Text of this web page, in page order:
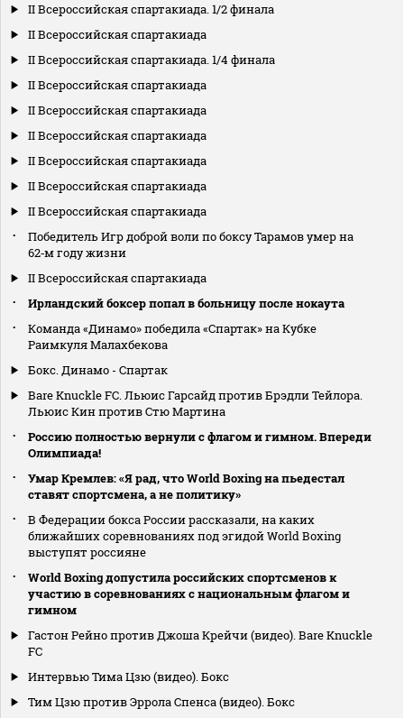
II Всероссийская спартакиада. 1/2 финала
II Всероссийская спартакиада
II Всероссийская спартакиада. 1/4 финала
II Всероссийская спартакиада
II Всероссийская спартакиада
II Всероссийская спартакиада
II Всероссийская спартакиада
II Всероссийская спартакиада
II Всероссийская спартакиада
Победитель Игр доброй воли по боксу Тарамов умер на
62‑м году жизни
II Всероссийская спартакиада
Ирландский боксер попал в больницу после нокаута
Команда «Динамо» победила «Спартак» на Кубке
Раимкуля Малахбекова
Бокс. Динамо - Спартак
Bare Knuckle FC. Льюис Гарсайд против Брэдли Тейлора.
Льюис Кин против Стю Мартина
Россию полностью вернули с флагом и гимном. Впереди
Олимпиада!
Умар Кремлев: «Я рад, что World Boxing на пьедестал
ставят спортсмена, а не политику»
В Федерации бокса России рассказали, на каких
ближайших соревнованиях под эгидой World Boxing
выступят россияне
World Boxing допустила российских спортсменов к
участию в соревнованиях с национальным флагом и
гимном
Гастон Рейно против Джоша Крейчи (видео). Bare Knuckle
FC
Интервью Тима Цзю (видео). Бокс
Тим Цзю против Эррола Спенса (видео). Бокс